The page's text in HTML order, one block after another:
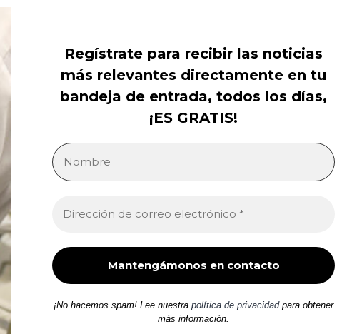
Regístrate para recibir las noticias
más relevantes directamente en tu
bandeja de entrada, todos los días,
¡ES GRATIS!
¡No hacemos spam! Lee nuestra política de privacidadpara obtener
más información.